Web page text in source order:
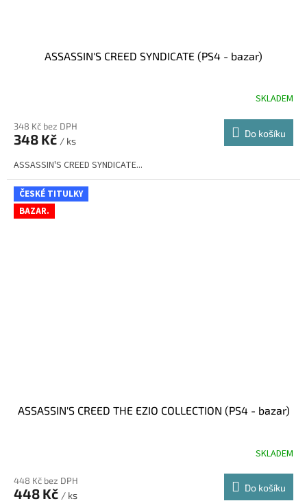
ASSASSIN'S CREED SYNDICATE (PS4 - bazar)
SKLADEM
348 Kč bez DPH
348 Kč / ks
Do košíku
ASSASSIN'S CREED SYNDICATE...
ČESKÉ TITULKY
BAZAR.
ASSASSIN'S CREED THE EZIO COLLECTION (PS4 - bazar)
SKLADEM
448 Kč bez DPH
448 Kč / ks
Do košíku